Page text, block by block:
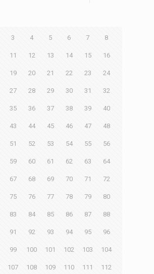
3 4 5 6 7 8
11 12 13 14 15 16
19 20 21 22 23 24
27 28 29 30 31 32
35 36 37 38 39 40
43 44 45 46 47 48
51 52 53 54 55 56
59 60 61 62 63 64
67 68 69 70 71 72
75 76 77 78 79 80
83 84 85 86 87 88
91 92 93 94 95 96
99 100 101 102 103 104
107 108 109 110 111 112